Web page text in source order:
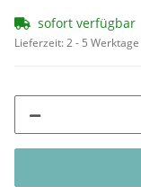
sofort verfügbar
Lieferzeit:2 - 5 Werktage